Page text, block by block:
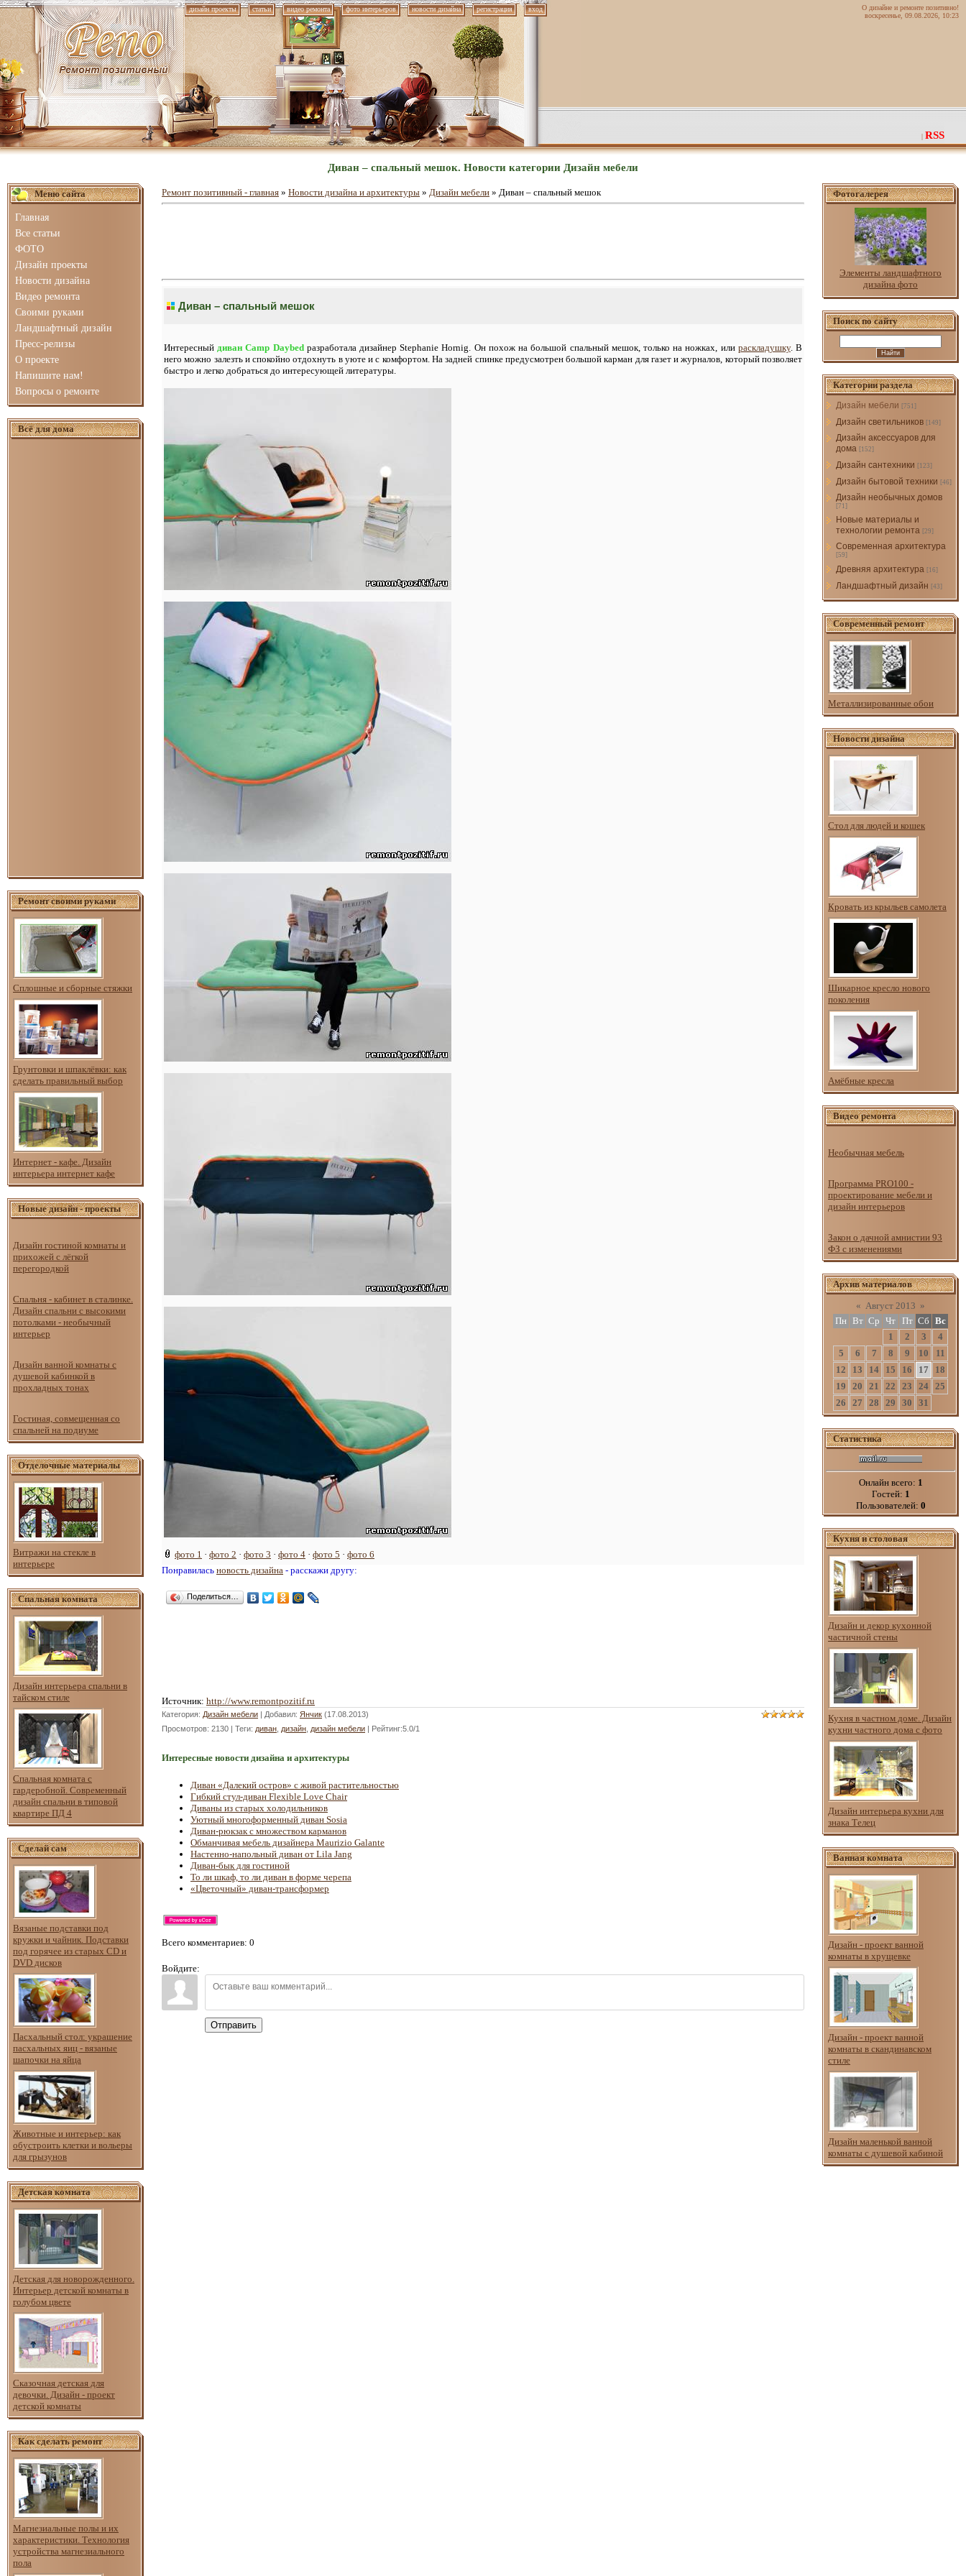
дизайн проекты статьи видео ремонта фото интерьеров новости дизайна регистрация вход
О дизайне и ремонте позитивно!
воскресенье, 09.08.2026, 10:23
| RSS
Диван – спальный мешок. Новости категории Дизайн мебели
Меню сайта
Главная
Все статьи
ФОТО
Дизайн проекты
Новости дизайна
Видео ремонта
Своими руками
Ландшафтный дизайн
Пресс-релизы
О проекте
Напишите нам!
Вопросы о ремонте
Всё для дома
Ремонт своими руками
Сплошные и сборные стяжки
Грунтовки и шпаклёвки: как
сделать правильный выбор
Интернет - кафе. Дизайн
интерьера интернет кафе
Новые дизайн - проекты
Дизайн гостиной комнаты и
прихожей с лёгкой
перегородкой
Спальня - кабинет в сталинке.
Дизайн спальни с высокими
потолками - необычный
интерьер
Дизайн ванной комнаты с
душевой кабинкой в
прохладных тонах
Гостиная, совмещенная со
спальней на подиуме
Отделочные материалы
Витражи на стекле в
интерьере
Спальная комната
Дизайн интерьера спальни в
тайском стиле
Спальная комната с
гардеробной. Современный
дизайн спальни в типовой
квартире ПД 4
Сделай сам
Вязаные подставки под
кружки и чайник. Подставки
под горячее из старых CD и
DVD дисков
Пасхальный стол: украшение
пасхальных яиц - вязаные
шапочки на яйца
Животные и интерьер: как
обустроить клетки и вольеры
для грызунов
Детская комната
Детская для новорожденного.
Интерьер детской комнаты в
голубом цвете
Сказочная детская для
девочки. Дизайн - проект
детской комнаты
Как сделать ремонт
Магнезиальные полы и их
характеристики. Технология
устройства магнезиального
пола
Ремонт позитивный - главная » Новости дизайна и архитектуры » Дизайн мебели » Диван – спальный мешок
Диван – спальный мешок
Интересный диван Camp Daybedразработала дизайнер Stephanie Hornig. Он похож на большой спальный мешок, только на ножках, или раскладушку. В
него можно залезть и спокойно отдохнуть в уюте и с комфортом. На задней спинке предусмотрен большой карман для газет и журналов, который позволяет
быстро и легко добраться до интересующей литературы.
фото 1 · фото 2 · фото 3 · фото 4 · фото 5 · фото 6
Понравилась новость дизайна - расскажи другу:
Поделиться…
Источник: http://www.remontpozitif.ru
Категория: Дизайн мебели | Добавил: Янчик (17.08.2013)
Просмотров: 2130 | Теги: диван дизайн дизайн мебели | Рейтинг:5.0/1
Интересные новости дизайна и архитектуры
Диван «Далекий остров» с живой растительностью
Гибкий стул-диван Flexible Love Chair
Диваны из старых холодильников
Уютный многоформенный диван Sosia
Диван-рюкзак с множеством карманов
Обманчивая мебель дизайнера Maurizio Galante
Настенно-напольный диван от Lila Jang
Диван-бык для гостиной
То ли шкаф, то ли диван в форме черепа
«Цветочный» диван-трансформер
Всего комментариев: 0
Войдите:
Отправить
Фотогалерея
Элементы ландшафтного
дизайна фото
Поиск по сайту
Категории раздела
Дизайн мебели [751]
Дизайн светильников [149]
Дизайн аксессуаров для
дома [152]
Дизайн сантехники [123]
Дизайн бытовой техники [46]
Дизайн необычных домов
[71]
Новые материалы и
технологии ремонта [29]
Современная архитектура
[59]
Древняя архитектура [16]
Ландшафтный дизайн [43]
Современный ремонт
Металлизированные обои
Новости дизайна
Стол для людей и кошек
Кровать из крыльев самолета
Шикарное кресло нового
поколения
Амёбные кресла
Видео ремонта
Необычная мебель
Программа PRO100 -
проектирование мебели и
дизайн интерьеров
Закон о дачной амнистии 93
ФЗ с изменениями
Архив материалов
« Август 2013 »
Пн Вт Ср Чт Пт Сб Вс
1
2 3
4
5
6 7 8 9 10
11
12
13 14 15 16 17
18
19
20 21 22 23 24
25
26
27 28 29 30 31
Статистика
Онлайн всего: 1
Гостей: 1
Пользователей: 0
Кухня и столовая
Дизайн и декор кухонной
частичной стены
Кухня в частном доме. Дизайн
кухни частного дома с фото
Дизайн интерьера кухни для
знака Телец
Ванная комната
Дизайн - проект ванной
комнаты в хрущевке
Дизайн - проект ванной
комнаты в скандинавском
стиле
Дизайн маленькой ванной
комнаты с душевой кабиной